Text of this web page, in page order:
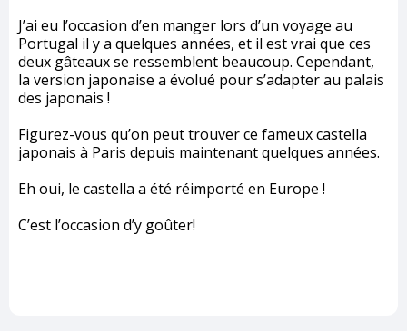
J’ai eu l’occasion d’en manger lors d’un voyage au
Portugal il y a quelques années, et il est vrai que ces
deux gâteaux se ressemblent beaucoup. Cependant,
la version japonaise a évolué pour s’adapter au palais
des japonais !
Figurez-vous qu’on peut trouver ce fameux castella
japonais à Paris depuis maintenant quelques années.
Eh oui, le castella a été réimporté en Europe !
C’est l’occasion d’y goûter!